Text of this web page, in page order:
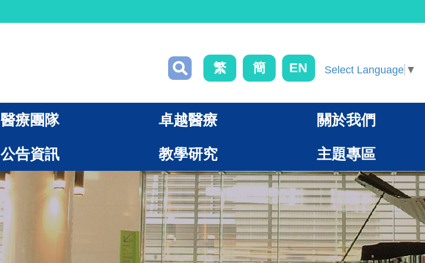
繁 簡 EN Select Language ▼
醫療團隊 卓越醫療 關於我們
公告資訊 教學研究 主題專區